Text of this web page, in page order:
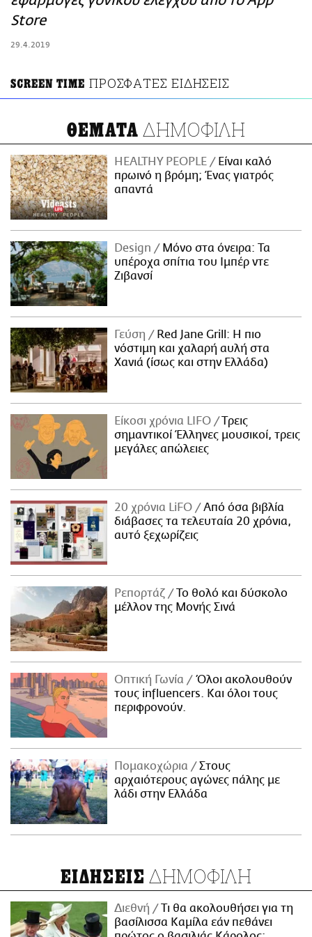
ΑΜΠΑ
Store
29.4.2019
SCREEN TIME ΠΡΟΣΦΑΤΕΣ ΕΙΔΗΣΕΙΣ
ΘΕΜΑΤΑ ΔΗΜΟΦΙΛΗ
HEALTHY PEOPLE
Είναι καλό
πρωινό η βρόμη; Ένας γιατρός
απαντά
Design
Μόνο στα όνειρα: Τα
υπέροχα σπίτια του Ιμπέρ ντε
Ζιβανσί
Γεύση
Red Jane Grill: Η πιο
νόστιμη και χαλαρή αυλή στα
Χανιά (ίσως και στην Ελλάδα)
Είκοσι χρόνια LIFO
Tρεις
σημαντικοί Έλληνες μουσικοί, τρεις
μεγάλες απώλειες
20 χρόνια LiFO
Από όσα βιβλία
διάβασες τα τελευταία 20 χρόνια,
αυτό ξεχωρίζεις
Ρεπορτάζ
Το θολό και δύσκολο
μέλλον της Μονής Σινά
Οπτική Γωνία
Όλοι ακολουθούν
τους influencers. Και όλοι τους
περιφρονούν.
Πομακοχώρια
Στους
αρχαιότερους αγώνες πάλης με
λάδι στην Ελλάδα
ΕΙΔΗΣΕΙΣ ΔΗΜΟΦΙΛΗ
Διεθνή
Τι θα ακολουθήσει για τη
βασίλισσα Καμίλα εάν πεθάνει